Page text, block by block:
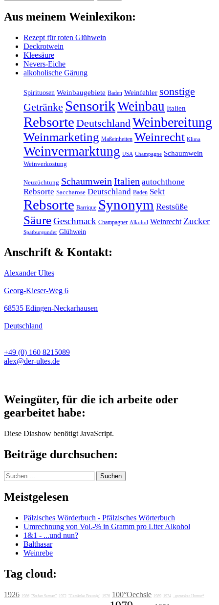
Aus meinem Weinlexikon:
Rezept für roten Glühwein
Deckrotwein
Kleesäure
Nevers-Eiche
alkoholische Gärung
Spirituosen Weinbaugebiete Baden Weinfehler sonstige
Getränke SensorikWeinbau Italien
Rebsorte DeutschlandWeinbereitung
Weinmarketing Maßeinheiten Weinrecht Klima
Weinvermarktung USA Champagne Schaumwein
Weinverkostung
Neuzüchtung Schaumwein Italien autochthone
Rebsorte Saccharose Deutschland Baden Sekt
Rebsorte Barrique Synonym Restsüße
SäureGeschmack Champagner Alkohol Weinrecht Zucker
Spätburgunder Glühwein
Anschrift & Kontakt:
Alexander Ultes
Georg-Kieser-Weg 6
68535 Edingen-Neckarhausen
Deutschland
+49 (0) 160 8215089
alex@der-ultes.de
Weingüter, für die ich arbeite oder
gearbeitet habe:
Diese Diashow benötigt JavaScript.
Beiträge durchsuchen:
Suchen
nach:
Meistgelesen
Pälzisches Wörderbuch - Pfälzisches Wörterbuch
Umrechnung von Vol.-% in Gramm pro Liter Alkohol
1&1 - ...und nun?
Balthasar
Weinrebe
Tag cloud:
1926 1986 "Stefan Sattran" 1972 "Getränke Breunig" 1976 100°Oechsle 1989 1974 „grotesker Humor“